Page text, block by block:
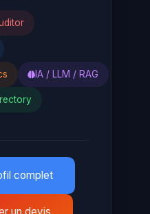
IA / LLM / RAG
complet